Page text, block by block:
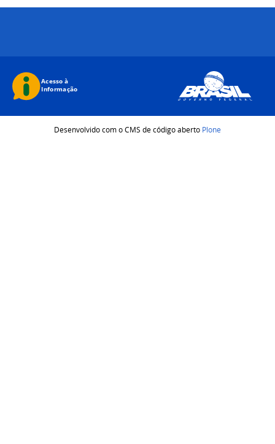
Desenvolvido com o CMS de código aberto Plone